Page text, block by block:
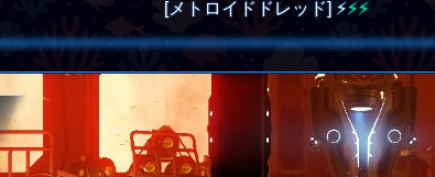
[メトロイドドレッド] ⚡⚡⚡